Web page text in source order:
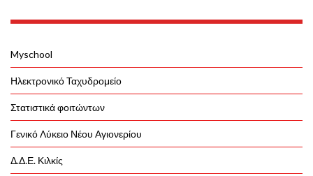
Myschool
Ηλεκτρονικό Ταχυδρομείο
Στατιστικά φοιτώντων
Γενικό Λύκειο Νέου Αγιονερίου
Δ.Δ.Ε. Κιλκίς